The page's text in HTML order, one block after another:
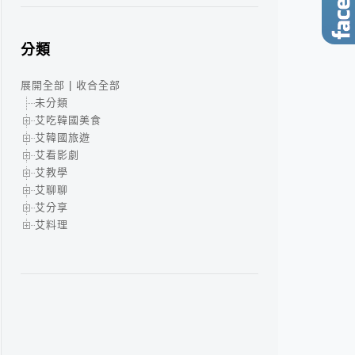
分類
展開全部
收合全部
未分類
艾吃韓國美食
艾韓國旅遊
艾看影劇
艾教學
艾聊聊
艾分享
艾料理